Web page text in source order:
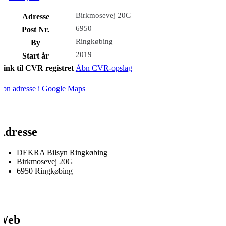
Adresse Birkmosevej 20G
Post Nr. 6950
By Ringkøbing
Start år 2019
til CVR registret Åbn CVR-opslag
adresse i Google Maps
DEKRA Bilsyn Ringkøbing
Birkmosevej 20G
6950 Ringkøbing